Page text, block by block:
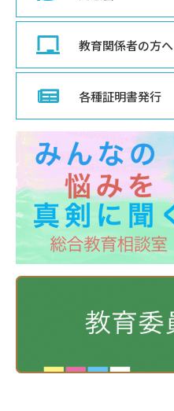
教育関係者の方へ
各種証明書発行